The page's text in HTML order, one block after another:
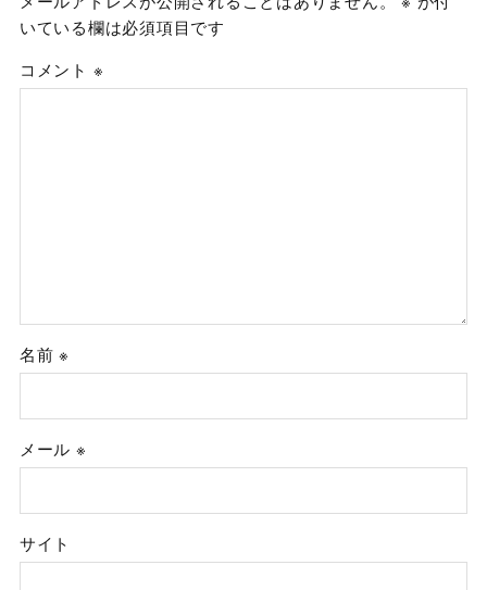
いている欄は必須項目です
コメント ※
名前※
メール ※
サイト